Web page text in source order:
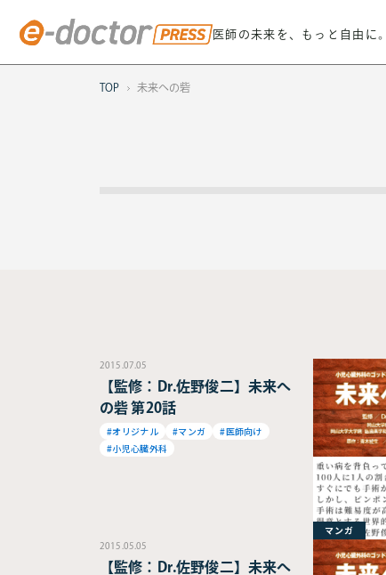
医師の未来を、もっと自由に。
TOP 未来への砦
2015.07.05
【監修：Dr.佐野俊二】未来へ
の砦 第20話
#オリジナル #マンガ
#医師向け
#小児心臓外科
マンガ
2015.05.05
【監修：Dr.佐野俊二】未来へ